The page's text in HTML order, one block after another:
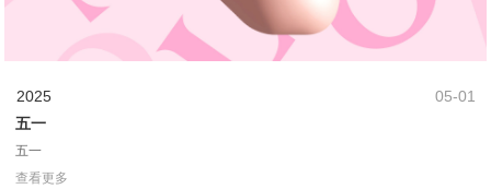
05-01
2025
五一
五一
查看更多